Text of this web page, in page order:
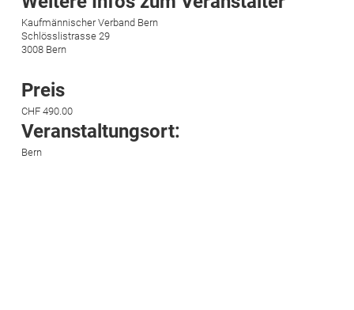
Kaufmännischer Verband Bern
Schlösslistrasse 29
3008 Bern
Preis
CHF 490.00
Veranstaltungsort:
Bern